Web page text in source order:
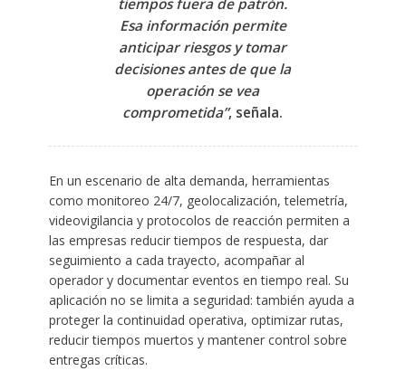
tiempos fuera de patrón.
Esa información permite
anticipar riesgos y tomar
decisiones antes de que la
operación se vea
comprometida”, señala.
En un escenario de alta demanda, herramientas
como monitoreo 24/7, geolocalización, telemetría,
videovigilancia y protocolos de reacción permiten a
las empresas reducir tiempos de respuesta, dar
seguimiento a cada trayecto, acompañar al
operador y documentar eventos en tiempo real. Su
aplicación no se limita a seguridad: también ayuda a
proteger la continuidad operativa, optimizar rutas,
reducir tiempos muertos y mantener control sobre
entregas críticas.